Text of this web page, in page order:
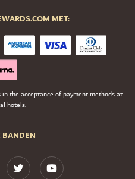
BANDEN
MET:
the acceptance of payment methods at
hotels.